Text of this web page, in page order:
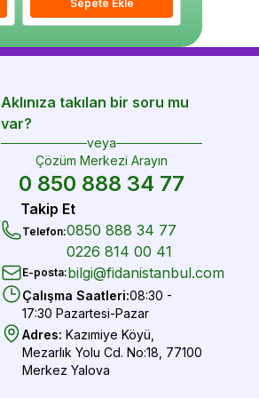
Sepete EkleSepete Ekle
Aklınıza takılan bir soru mu
var?
veya
Çözüm Merkezi Arayın
0 850 888 34 77
Takip Et
Telefon:0850 888 34 77
0226 814 00 41
E-posta:bilgi@fidanistanbul.com
Çalışma Saatleri:08:30 -
17:30 Pazartesi-Pazar
Adres: Kazımiye Köyü,
Mezarlık Yolu Cd. No:18, 77100
Merkez Yalova